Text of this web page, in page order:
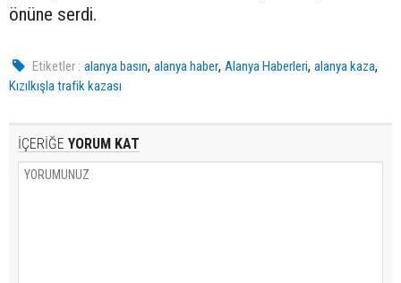
önüne serdi.
Etiketler : alanya basın,alanya haber,Alanya Haberleri,alanya kaza,
Kızılkışla trafik kazası
İÇERİĞE YORUM KAT